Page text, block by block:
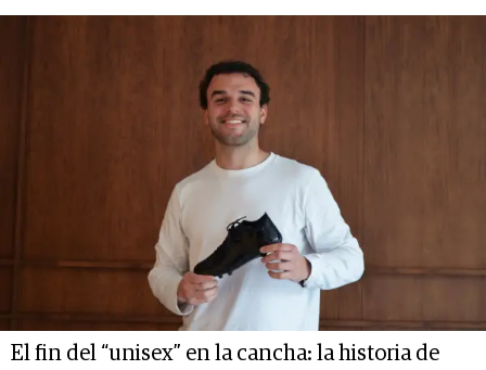
El fin del “unisex” en la cancha: la historia de